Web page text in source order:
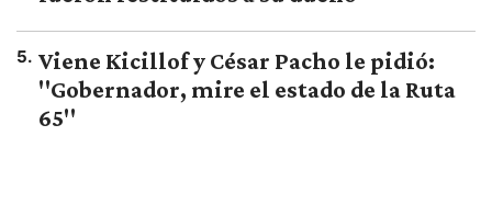
5. Viene Kicillof y César Pacho le pidió:
"Gobernador, mire el estado de la Ruta
65"